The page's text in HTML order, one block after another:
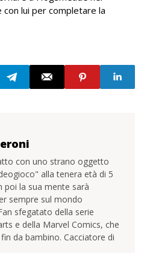
lui per completare la
con uno strano oggetto
alla tenera età di 5
poi la sua mente sarà
sempre sul mondo
sfegatato della serie
e della Marvel Comics, che
da bambino. Cacciatore di